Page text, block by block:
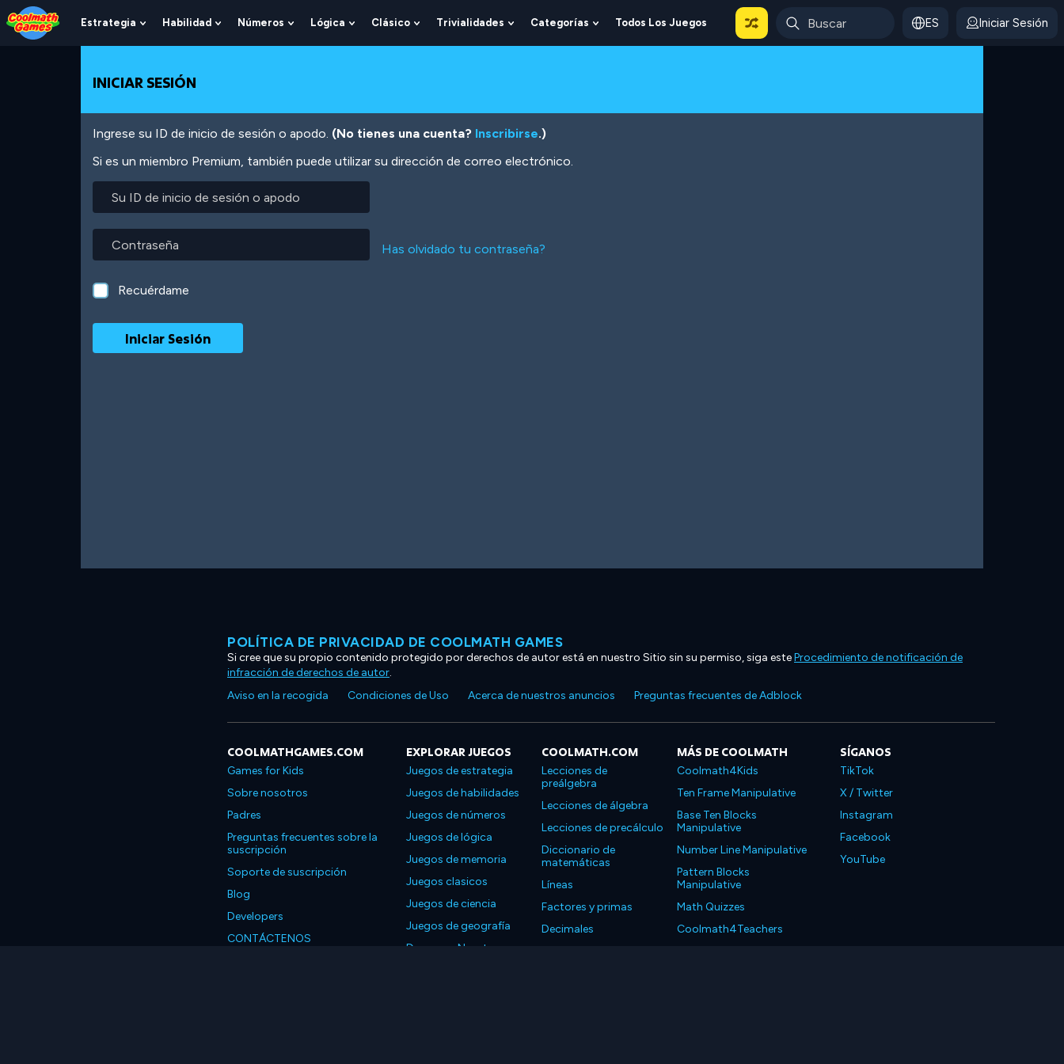
Skip
to
Top
Skip
to
Navigation
Skip
to
Main
Skip
to
Footer
Pasar
al
contenido
Estrategia
Show
Submenu
Estrategia
Habilidad
Show
Submenu
Números
Show
Submenu
Lógica
Show
Submenu
Clásico
Show
Submenu
Trivialidades
Show
Submenu
Categorías
Show
Submenu
Todos Los Juegos ES Iniciar Sesión
INICIAR SESIÓN
Ingrese su ID de inicio de sesión o apodo. (No tienes una cuenta? Inscribirse.)
Si es un miembro Premium, también puede utilizar su dirección de correo electrónico.
inicio
sesión
o
apodo
Has olvidado tu contraseña?
Recuérdame
POLÍTICA DE PRIVACIDAD DE COOLMATH GAMES
Si cree que su propio contenido protegido por derechos de autor está en nuestro Sitio sin su permiso, siga esteProcedimiento de notificación de
infracción de derechos de autor.
Aviso en la recogida
Condiciones de Uso Acerca de nuestros anuncios Preguntas frecuentes de Adblock
COOLMATHGAMES.COM
Games for Kids
Sobre nosotros
Padres
Preguntas frecuentes sobre la
suscripción
Soporte de suscripción
Blog
Developers
CONTÁCTENOS
EXPLORAR JUEGOS
Juegos de estrategia
Juegos de habilidades
Juegos de números
Juegos de lógica
Juegos de memoria
Juegos clasicos
Juegos de ciencia
Juegos de geografía
Descarga Nuestras
COOLMATH.COM
Lecciones de
preálgebra
Lecciones de álgebra
Lecciones de precálculo
Diccionario de
matemáticas
Líneas
Factores y primas
Decimales
MÁS DE COOLMATH
Coolmath4Kids
Ten Frame Manipulative
Base Ten Blocks
Manipulative
Number Line Manipulative
Pattern Blocks
Manipulative
Math Quizzes
Coolmath4Teachers
SÍGANOS
TikTok
X / Twitter
Instagram
Facebook
YouTube